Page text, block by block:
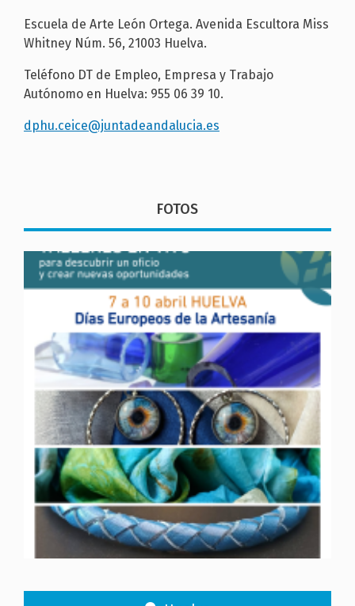
Escuela de Arte León Ortega. Avenida Escultora Miss
Whitney Núm. 56, 21003 Huelva.
Teléfono DT de Empleo, Empresa y Trabajo
Autónomo en Huelva: 955 06 39 10.
dphu.ceice@juntadeandalucia.es
FOTOS